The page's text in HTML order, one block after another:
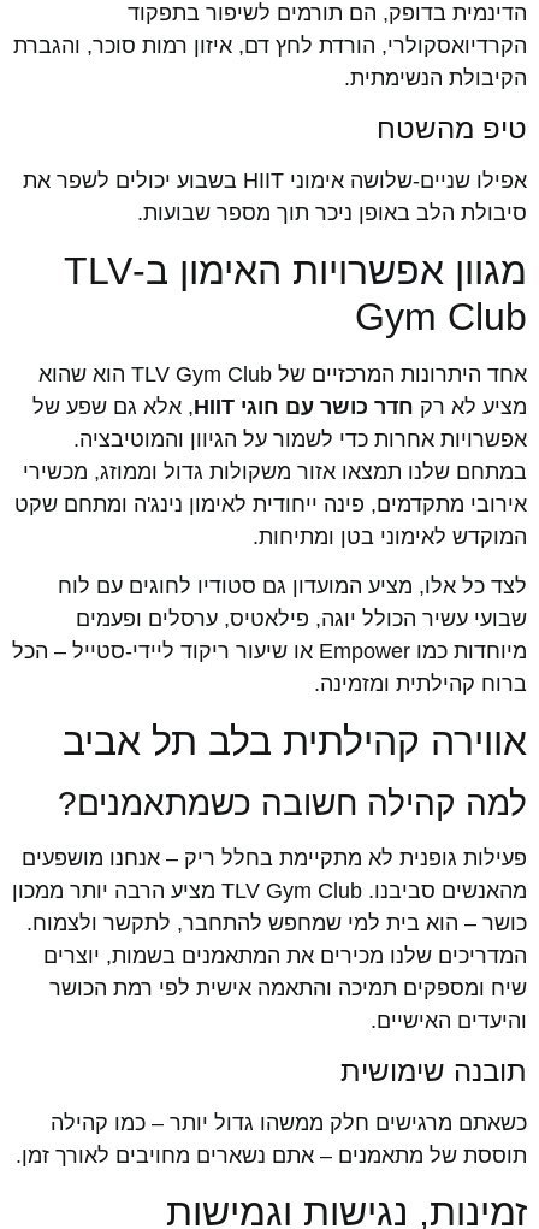
הדינמית בדופק, הם תורמים לשיפור בתפקוד
הקרדיואסקולרי, הורדת לחץ דם, איזון רמות סוכר, והגברת
הקיבולת הנשימתית.
טיפ מהשטח
אפילו שניים-שלושה אימוני HIIT בשבוע יכולים לשפר את
סיבולת הלב באופן ניכר תוך מספר שבועות.
מגוון אפשרויות האימון ב-TLV
Gym Club
אחד היתרונות המרכזיים של TLV Gym Club הוא שהוא
מציע לא רק חדר כושר עם חוגי HIIT
, אלא גם שפע של
אפשרויות אחרות כדי לשמור על הגיוון והמוטיבציה.
במתחם שלנו תמצאו אזור משקולות גדול וממוזג, מכשירי
אירובי מתקדמים, פינה ייחודית לאימון נינג'ה ומתחם שקט
המוקדש לאימוני בטן ומתיחות.
לצד כל אלו, מציע המועדון גם סטודיו לחוגים עם לוח
שבועי עשיר הכולל יוגה, פילאטיס, ערסלים ופעמים
מיוחדות כמו Empower או שיעור ריקוד ליידי-סטייל – הכל
ברוח קהילתית ומזמינה.
אווירה קהילתית בלב תל אביב
למה קהילה חשובה כשמתאמנים?
פעילות גופנית לא מתקיימת בחלל ריק – אנחנו מושפעים
מהאנשים סביבנו. TLV Gym Club מציע הרבה יותר ממכון
כושר – הוא בית למי שמחפש להתחבר, לתקשר ולצמוח.
המדריכים שלנו מכירים את המתאמנים בשמות, יוצרים
שיח ומספקים תמיכה והתאמה אישית לפי רמת הכושר
והיעדים האישיים.
תובנה שימושית
כשאתם מרגישים חלק ממשהו גדול יותר – כמו קהילה
תוססת של מתאמנים – אתם נשארים מחויבים לאורך זמן.
זמינות, נגישות וגמישות